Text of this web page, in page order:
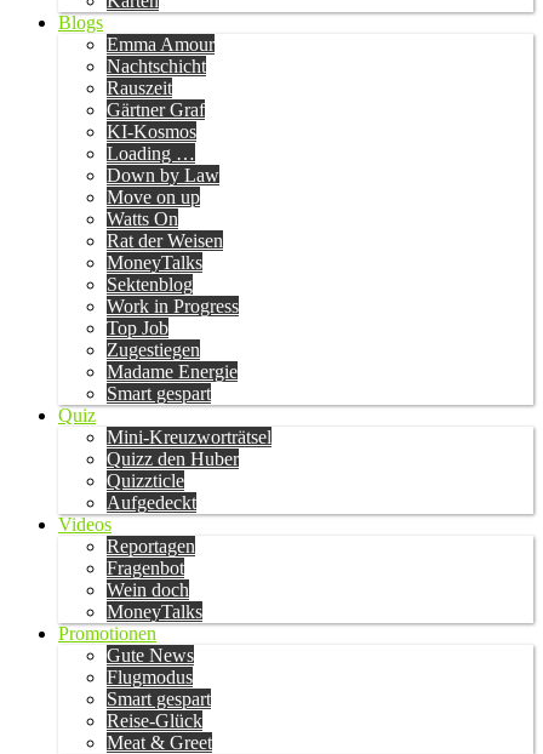
Blogs
Emma Amour
Nachtschicht
Rauszeit
Gärtner Graf
KI-Kosmos
Loading …
Down by Law
Move on up
Watts On
Rat der Weisen
MoneyTalks
Sektenblog
Work in Progress
Top Job
Zugestiegen
Madame Energie
Smart gespart
Quiz
Mini-Kreuzworträtsel
Quizz den Huber
Quizzticle
Aufgedeckt
Videos
Reportagen
Fragenbot
Wein doch
MoneyTalks
Promotionen
Gute News
Flugmodus
Smart gespart
Reise-Glück
Meat & Greet